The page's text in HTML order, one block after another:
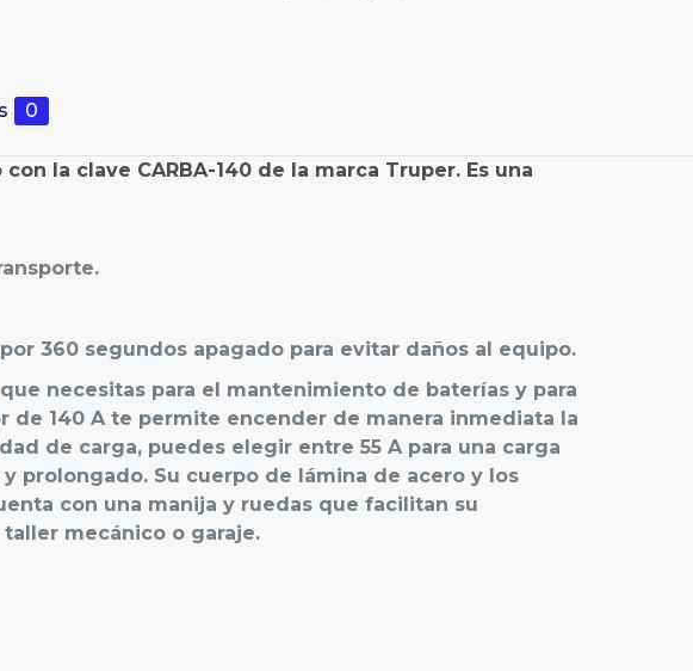
0
la clave CARBA-140 de la marca Truper. Es una
360 segundos apagado para evitar daños al equipo.
necesitas para el mantenimiento de baterías y para
de 140 A te permite encender de manera inmediata la
de carga, puedes elegir entre 55 A para una carga
prolongado. Su cuerpo de lámina de acero y los
con una manija y ruedas que facilitan su
mecánico o garaje.